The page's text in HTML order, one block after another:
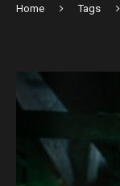
Home Tags